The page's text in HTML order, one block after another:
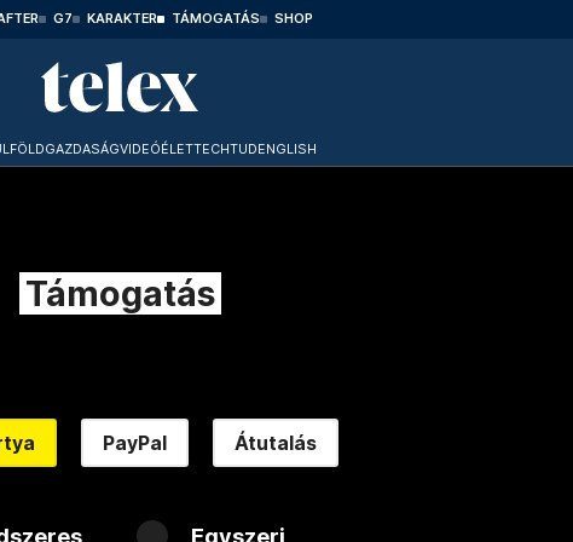
G7 KARAKTER TÁMOGATÁS SHOP
GAZDASÁGVIDEÓÉLETTECHTUDENGLISH
Támogatás
PayPal Átutalás
Egyszeri